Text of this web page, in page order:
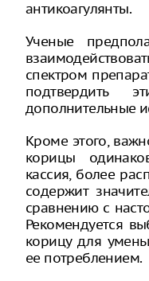
антикоагулянты.
Ученые
спектром
подтвердить
дополнительные
Кроме этого,
корицы
кассия, более
содержит
сравнению с
Рекомендуется
корицу для
ее потреблением.